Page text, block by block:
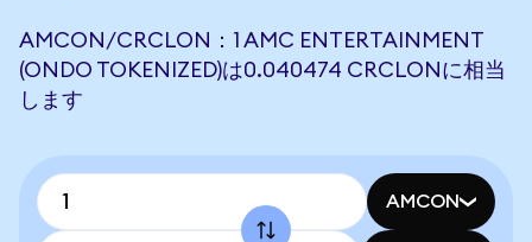
AMCON/CRCLON：1 AMC ENTERTAINMENT
(ONDO TOKENIZED)は0.040474 CRCLONに相当
します
AMCON